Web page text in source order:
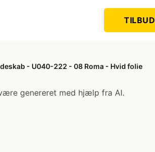
TILBUD
- U040-222 - 08 Roma - Hvid folie
genereret med hjælp fra AI.